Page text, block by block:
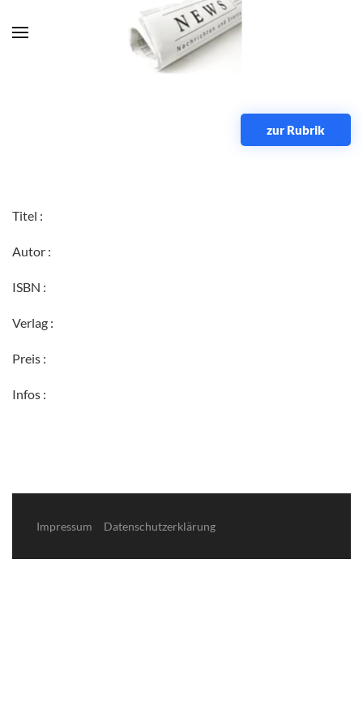
Zum Hauptinhalt springen
zur Rubrik
Titel :
Autor :
ISBN :
Verlag :
Preis :
Infos :
Impressum Datenschutzerklärung